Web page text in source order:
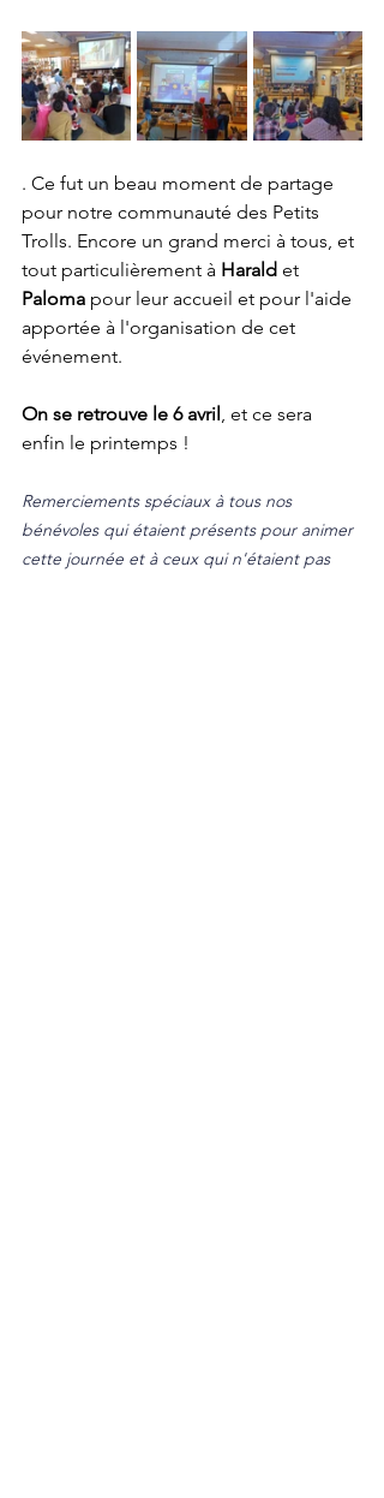
. Ce fut un beau moment de partage
pour notre communauté des Petits
Trolls. Encore un grand merci à tous, et
tout particulièrement à Harald et
Paloma pour leur accueil et pour l'aide
apportée à l'organisation de cet
événement.
On se retrouve le 6 avril, et ce sera
enfin le printemps !
Remerciements spéciaux à tous nos
bénévoles qui étaient présents pour animer
cette journée et à ceux qui n'étaient pas